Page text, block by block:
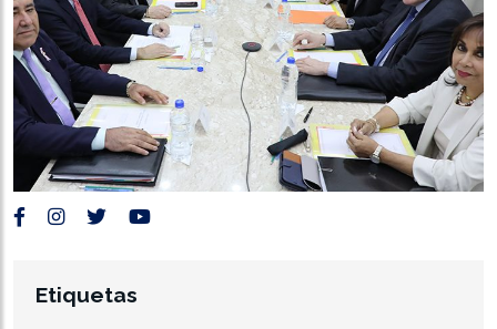
Etiquetas